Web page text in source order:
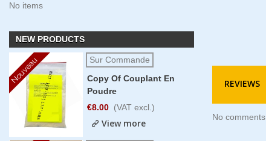
No items
NEW PRODUCTS
Nouveau
Sur Commande
Copy Of Couplant En
Poudre
€8.00 (VAT excl.)
View more
REVIEWS
No comments